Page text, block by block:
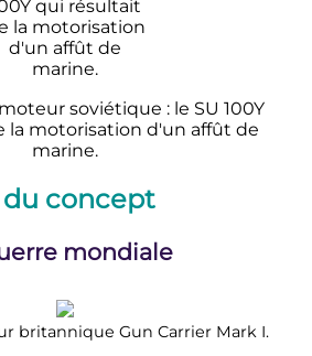
soviétique : le SU 100Y
la motorisation d'un affût de
marine.
concept
mondiale
britannique Gun Carrier Mark I.